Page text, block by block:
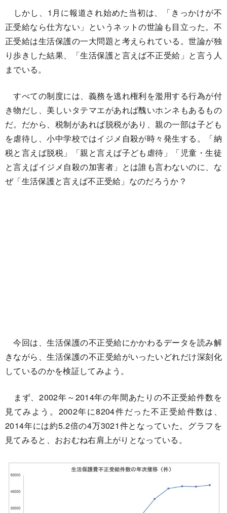
しかし、1月に報道され始めた当初は、「きっかけが不
正受給なら仕方ない」というネットの世論も目立った。不
正受給は生活保護の一大問題と考えられている。世論が独
り歩きした結果、「生活保護と言えば不正受給」と言う人
までいる。
すべての制度には、義務を逃れ権利を濫用する行為が付
き物だし、美しいタテマエがあれば醜いホンネもあるもの
だ。だから、税制があれば脱税があり、親の一部は子ども
を虐待し、小中学校ではイジメ自殺が時々発生する。「納
税と言えば脱税」「親と言えば子ども虐待」「児童・生徒
と言えばイジメ自殺の加害者」とは誰も言わないのに、な
ぜ「生活保護と言えば不正受給」なのだろうか？
今回は、生活保護の不正受給にかかわるデータを読み解
きながら、生活保護の不正受給がいったいどれだけ深刻化
しているのかを検証してみよう。
まず、2002年～2014年の年間あたりの不正受給件数を
見てみよう。2002年に8204件だった不正受給件数は、
2014年には約5.2倍の4万3021件となっていた。グラフを
見てみると、おおむね右肩上がりとなっている。